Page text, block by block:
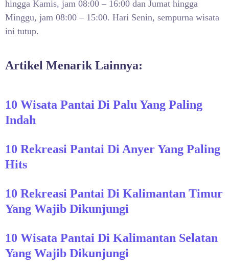
hingga Kamis, jam 08:00 – 16:00 dan Jumat hingga
Minggu, jam 08:00 – 15:00. Hari Senin, sempurna wisata
ini tutup.
Artikel Menarik Lainnya:
10 Wisata Pantai Di Palu Yang Paling
Indah
10 Rekreasi Pantai Di Anyer Yang Paling
Hits
10 Rekreasi Pantai Di Kalimantan Timur
Yang Wajib Dikunjungi
10 Wisata Pantai Di Kalimantan Selatan
Yang Wajib Dikunjungi